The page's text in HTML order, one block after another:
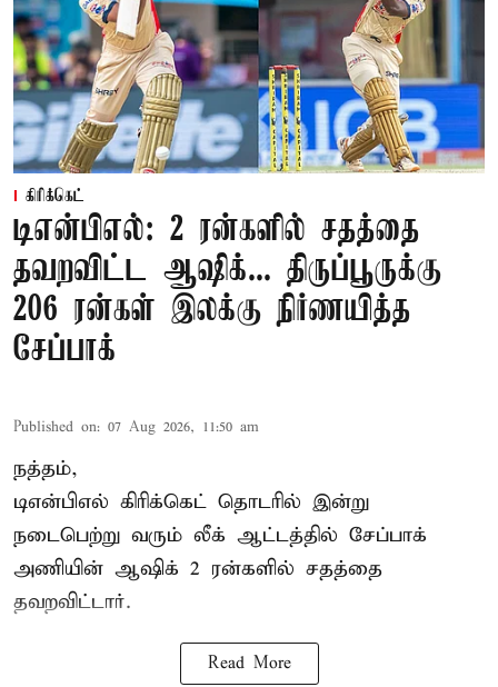
கிரிக்கெட்
டிஎன்பிஎல்: 2 ரன்களில் சதத்தை
தவறவிட்ட ஆஷிக்... திருப்பூருக்கு
206 ரன்கள் இலக்கு நிர்ணயித்த
சேப்பாக்
Published on: 07 Aug 2026, 11:50 am
நத்தம்,
டிஎன்பிஎல் கிரிக்கெட் தொடரில் இன்று
நடைபெற்று வரும் லீக் ஆட்டத்தில் சேப்பாக்
அணியின் ஆஷிக் 2 ரன்களில் சதத்தை
தவறவிட்டார்.
Read More